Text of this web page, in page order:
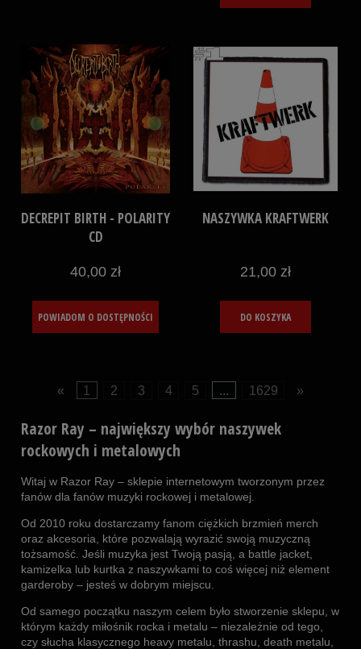
DECREPIT BIRTH - POLARITY
CD
40,00 zł
POWIADOM O DOSTĘPNOŚCI
NASZYWKA KRAFTWERK
21,00 zł
DO KOSZYKA
« 1 2 3 4 5 ... 1629 »
Razor Ray – największy wybór naszywek
rockowych i metalowych
Witaj w Razor Ray – sklepie internetowym tworzonym przez
fanów dla fanów muzyki rockowej i metalowej.
Od 2010 roku dostarczamy fanom ciężkich brzmień merch
oraz akcesoria, które pozwalają wyrazić swoją muzyczną
tożsamość. Jeśli muzyka jest Twoją pasją, a battle jacket,
kamizelka lub kurtka z naszywkami to coś więcej niż element
garderoby – jesteś w dobrym miejscu.
Od samego początku naszym celem było stworzenie sklepu, w
którym każdy miłośnik rocka i metalu – niezależnie od tego,
czy słucha klasycznego heavy metalu, thrashu, death metalu,